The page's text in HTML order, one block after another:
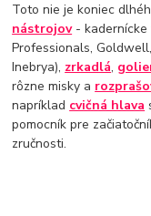
Toto nie je koniec
nástrojov- kadernícke
Professionals,
Inebrya), zrkadlá,
rôzne misky a
napríklad cvičná hlava
pomocník pre
zručnosti.